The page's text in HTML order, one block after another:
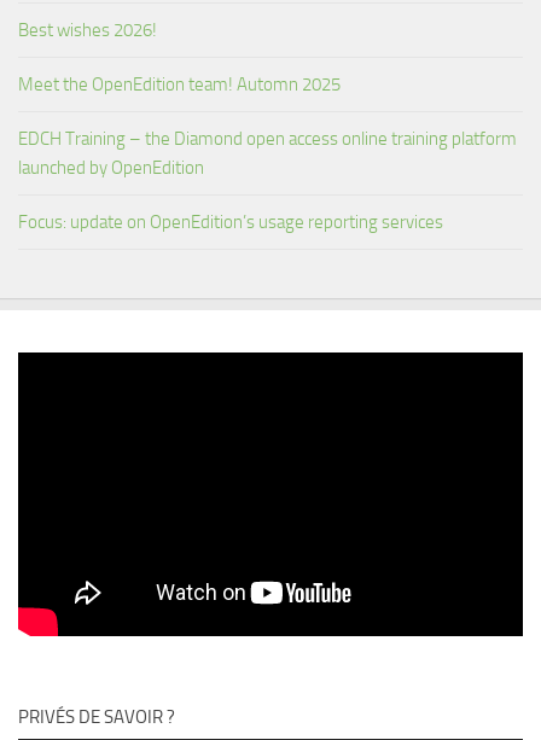
Best wishes 2026!
Meet the OpenEdition team! Automn 2025
EDCH Training – the Diamond open access online training platform
launched by OpenEdition
Focus: update on OpenEdition’s usage reporting services
PRIVÉS DE SAVOIR ?